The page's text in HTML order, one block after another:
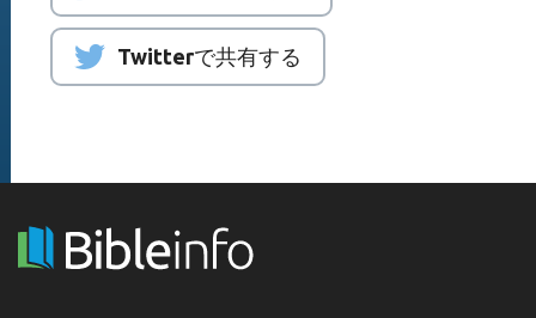
Twitterで共有する